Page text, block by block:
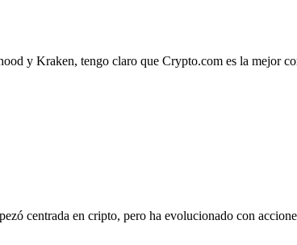
y Kraken, tengo claro que Crypto.com es la mejor
centrada en cripto, pero ha evolucionado con